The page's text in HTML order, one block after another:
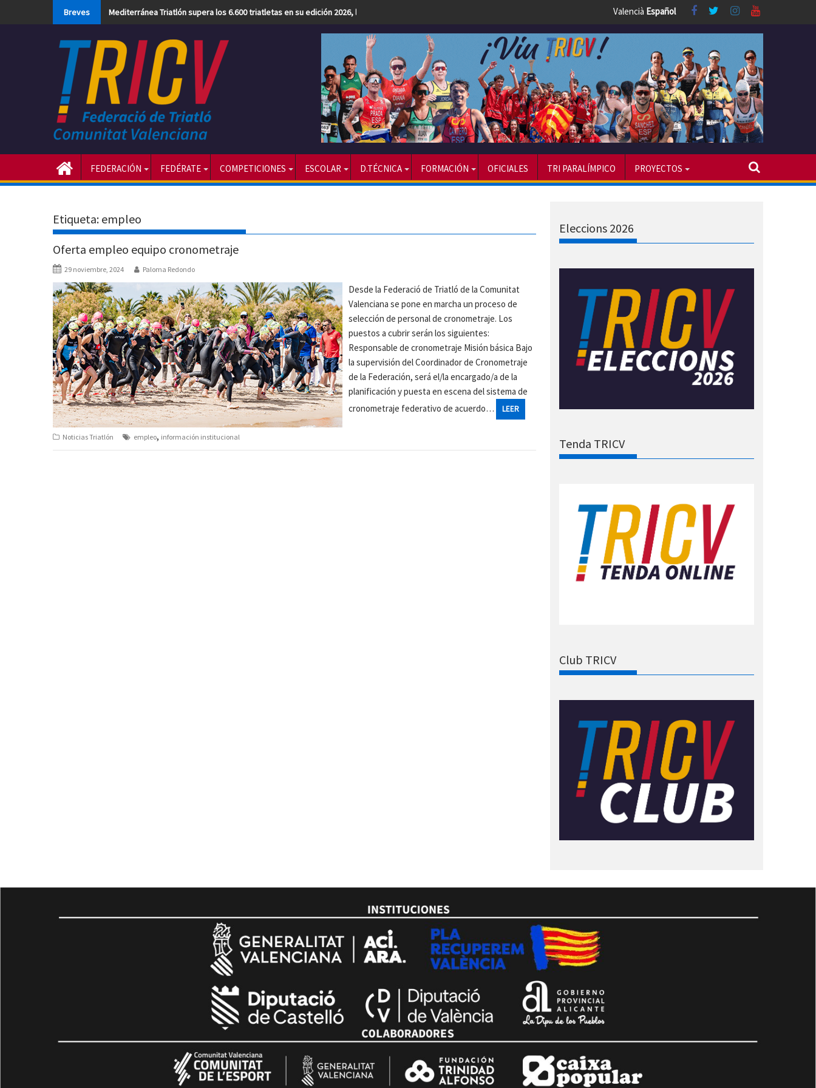
Breves Mediterránea Triatlón supera los 6.600 triatletas en su edición 2026, la más numerosa hasta la fecha Valencià Español
FEDERACIÓN FEDÉRATE COMPETICIONES ESCOLAR D.TÉCNICA FORMACIÓN OFICIALES TRI PARALÍMPICO PROYECTOS
Etiqueta: empleo
Oferta empleo equipo cronometraje
29 noviembre, 2024 Paloma Redondo
Desde la Federació de Triatló de la Comunitat
Valenciana se pone en marcha un proceso de
selección de personal de cronometraje. Los
puestos a cubrir serán los siguientes:
Responsable de cronometraje Misión básica Bajo
la supervisión del Coordinador de Cronometraje
de la Federación, será el/la encargado/a de la
planificación y puesta en escena del sistema de
cronometraje federativo de acuerdo…
LEER
Noticias Triatlón empleo, información institucional
Eleccions 2026
Tenda TRICV
Club TRICV